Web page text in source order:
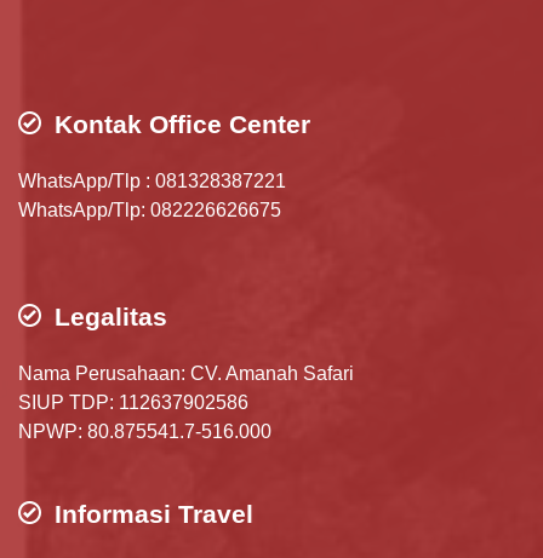
Kontak Office Center
WhatsApp/Tlp : 081328387221
WhatsApp/Tlp: 082226626675
Legalitas
Nama Perusahaan: CV. Amanah Safari
SIUP TDP: 112637902586
NPWP: 80.875541.7-516.000
Informasi Travel